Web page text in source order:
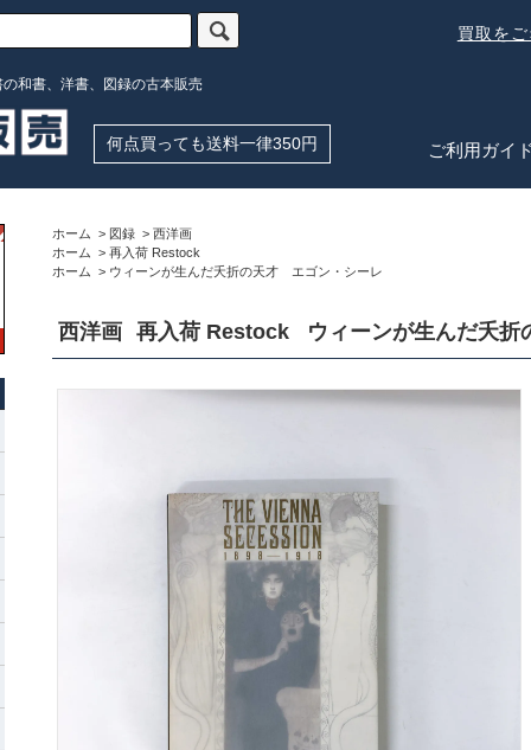
買取を
和書、洋書、図録の古本販売
何点買っても送料一律350円 ご利用ガイ
ホーム > 図録 > 西洋画
ホーム > 再入荷 Restock
ホーム > ウィーンが生んだ夭折の天才 エゴン・シーレ
西洋画 再入荷 Restock ウィーンが生んだ夭